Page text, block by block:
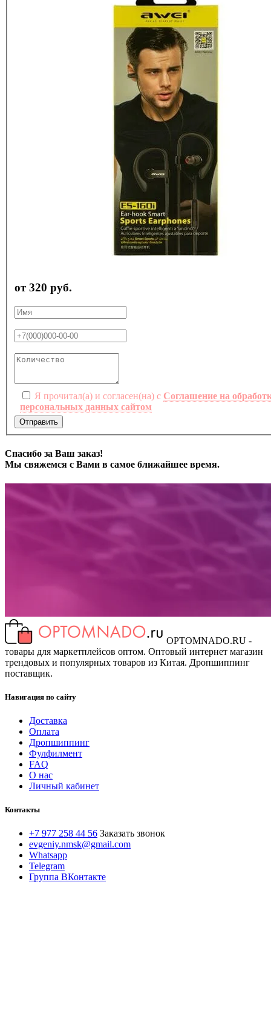
от 320 руб.
Я прочитал(а) и согласен(на) с Соглашение на
персональных данных сайтом
Отправить
Спасибо за Ваш заказ!
Мы свяжемся с Вами в самое ближайшее время.
OPTOMNADO.RU -
товары для маркетплейсов оптом. Оптовый интернет магазин
трендовых и популярных товаров из Китая. Дропшиппинг
поставщик.
Навигация по сайту
Доставка
Оплата
Дропшиппинг
Фулфилмент
FAQ
О нас
Личный кабинет
Контакты
+7 977 258 44 56 Заказать звонок
evgeniy.nmsk@gmail.com
Whatsapp
Telegram
Группа ВКонтакте